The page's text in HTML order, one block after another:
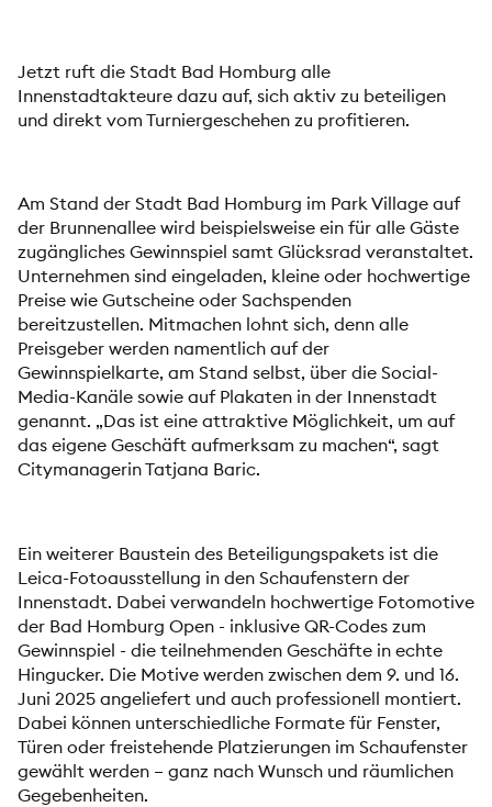
Jetzt ruft die Stadt Bad Homburg alle
Innenstadtakteure dazu auf, sich aktiv zu beteiligen
und direkt vom Turniergeschehen zu profitieren.
Am Stand der Stadt Bad Homburg im Park Village auf
der Brunnenallee wird beispielsweise ein für alle Gäste
zugängliches Gewinnspiel samt Glücksrad veranstaltet.
Unternehmen sind eingeladen, kleine oder hochwertige
Preise wie Gutscheine oder Sachspenden
bereitzustellen. Mitmachen lohnt sich, denn alle
Preisgeber werden namentlich auf der
Gewinnspielkarte, am Stand selbst, über die Social-
Media-Kanäle sowie auf Plakaten in der Innenstadt
genannt. „Das ist eine attraktive Möglichkeit, um auf
das eigene Geschäft aufmerksam zu machen“, sagt
Citymanagerin Tatjana Baric.
Ein weiterer Baustein des Beteiligungspakets ist die
Leica-Fotoausstellung in den Schaufenstern der
Innenstadt. Dabei verwandeln hochwertige Fotomotive
der Bad Homburg Open - inklusive QR-Codes zum
Gewinnspiel - die teilnehmenden Geschäfte in echte
Hingucker. Die Motive werden zwischen dem 9. und 16.
Juni 2025 angeliefert und auch professionell montiert.
Dabei können unterschiedliche Formate für Fenster,
Türen oder freistehende Platzierungen im Schaufenster
gewählt werden – ganz nach Wunsch und räumlichen
Gegebenheiten.